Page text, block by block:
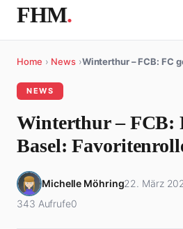
FHM.
Home › News ›Winterthur – FCB: FC
NEWS
Winterthur – FCB:
Basel:
Michelle Möhring22. März
343 Aufrufe0